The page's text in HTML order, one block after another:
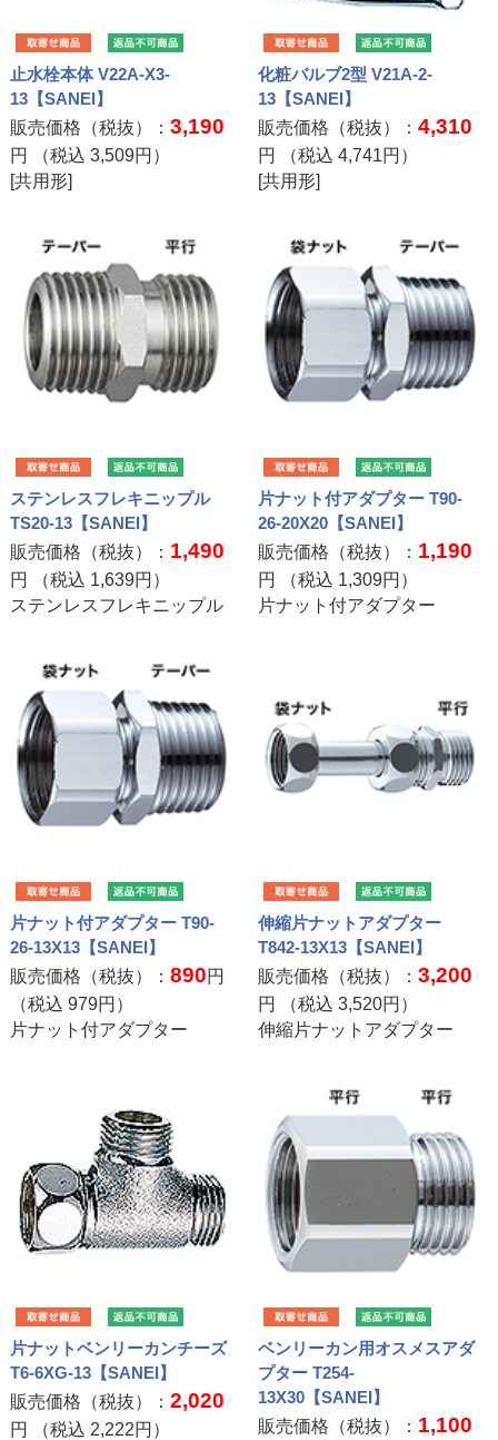
止水栓本体 V22A-X3-
13【SANEI】
販売価格（税抜）： 3,190
円 （税込 3,509円）
[共用形]
化粧バルブ2型 V21A-2-
13【SANEI】
販売価格（税抜）：4,310
円 （税込4,741円）
[共用形]
ステンレスフレキニップル
TS20-13【SANEI】
販売価格（税抜）： 1,490
円 （税込 1,639円）
ステンレスフレキニップル
片ナット付アダプター T90-
26-20X20【SANEI】
販売価格（税抜）： 1,190
円 （税込 1,309円）
片ナット付アダプター
片ナット付アダプター T90-
26-13X13【SANEI】
販売価格（税抜）： 890円
（税込 979円）
片ナット付アダプター
伸縮片ナットアダプター
T842-13X13【SANEI】
販売価格（税抜）：3,200
円 （税込3,520円）
伸縮片ナットアダプター
片ナットベンリーカンチーズ
T6-6XG-13【SANEI】
販売価格（税抜）： 2,020
円 （税込 2,222円）
ベンリーカン用オスメスアダ
プター T254-
13X30【SANEI】
販売価格（税抜）： 1,100